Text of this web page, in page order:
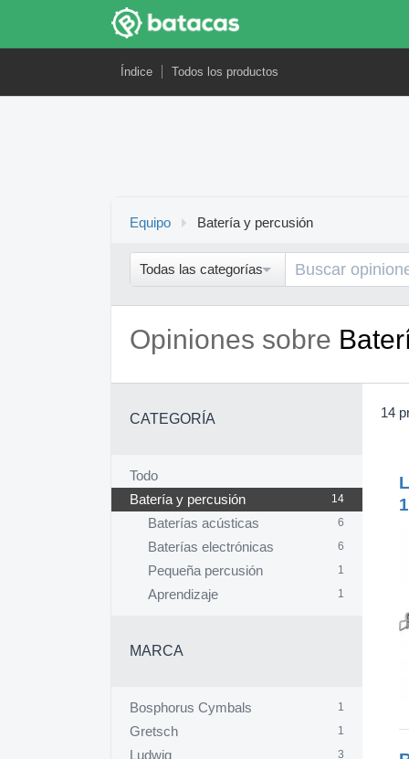
Índice Todos los productos
Equipo Batería y percusión
Todas las categorías
Opiniones sobre
14
CATEGORÍA
Todo
14
Batería y percusión
6
Baterías acústicas
6
Baterías electrónicas
1
Pequeña percusión
1
Aprendizaje
MARCA
1
Bosphorus Cymbals
1
Gretsch
3
Ludwig